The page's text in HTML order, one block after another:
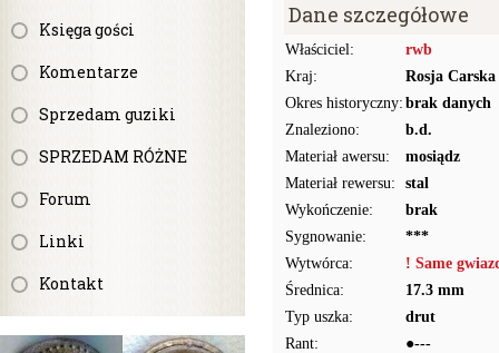
Księga gości
Komentarze
Sprzedam guziki
SPRZEDAM RÓŻNE
Forum
Linki
Kontakt
Dane szczegółowe
Właściciel:
rwb
Kraj:
Rosja Carska
Okres historyczny: brak danych
Znaleziono:
b.d.
Materiał awersu:
mosiądz
Materiał rewersu:
stal
Wykończenie:
brak
Sygnowanie:
***
Wytwórca:
! Same
Średnica:
17.3 mm
Typ uszka:
drut
Rant:
●---